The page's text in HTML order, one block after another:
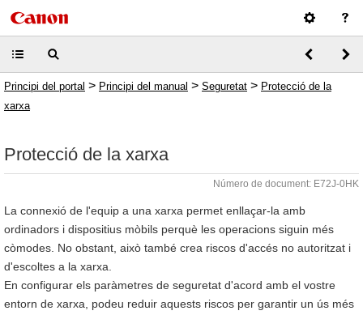
Principi del portal > Principi del manual > Seguretat > Protecció de la
xarxa
Protecció de la xarxa
Número de document: E72J-0HK
La connexió de l'equip a una xarxa permet enllaçar-la amb
ordinadors i dispositius mòbils perquè les operacions siguin més
còmodes. No obstant, això també crea riscos d'accés no autoritzat i
d'escoltes a la xarxa.
En configurar els paràmetres de seguretat d'acord amb el vostre
entorn de xarxa, podeu reduir aquests riscos per garantir un ús més